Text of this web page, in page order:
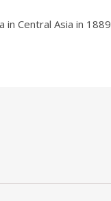
in Central Asia in 1889